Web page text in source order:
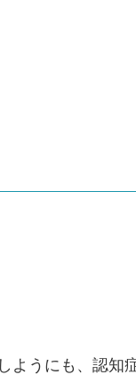
ようにも、認知